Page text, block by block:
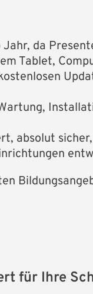
Jahr, da
Tablet,
absolut
für Ihre